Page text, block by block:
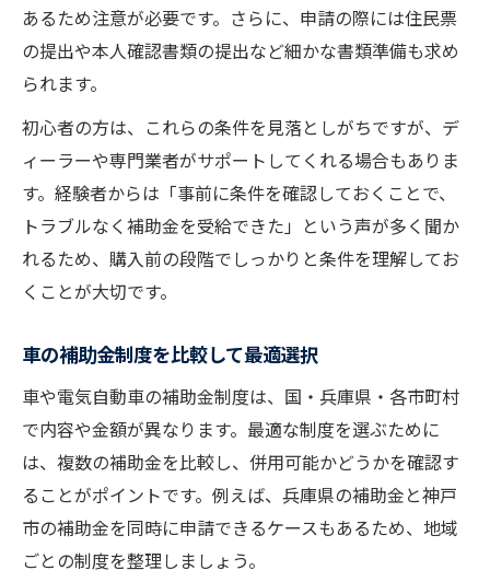
あるため注意が必要です。さらに、申請の際には住民票
の提出や本人確認書類の提出など細かな書類準備も求め
られます。
初心者の方は、これらの条件を見落としがちですが、デ
ィーラーや専門業者がサポートしてくれる場合もありま
す。経験者からは「事前に条件を確認しておくことで、
トラブルなく補助金を受給できた」という声が多く聞か
れるため、購入前の段階でしっかりと条件を理解してお
くことが大切です。
車の補助金制度を比較して最適選択
車や電気自動車の補助金制度は、国・兵庫県・各市町村
で内容や金額が異なります。最適な制度を選ぶために
は、複数の補助金を比較し、併用可能かどうかを確認す
ることがポイントです。例えば、兵庫県の補助金と神戸
市の補助金を同時に申請できるケースもあるため、地域
ごとの制度を整理しましょう。